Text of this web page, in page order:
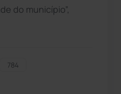
do município”,
784